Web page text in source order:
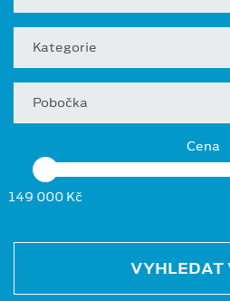
Kategorie
Pobočka
Cena
149 000 Kč
VYHLEDAT